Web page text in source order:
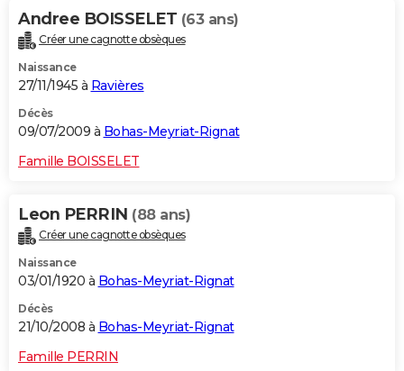
Andree BOISSELET (63 ans)
Créer une cagnotte obsèques
Naissance
27/11/1945 à Ravières
Décès
09/07/2009 à Bohas-Meyriat-Rignat
Famille BOISSELET
Leon PERRIN (88 ans)
Créer une cagnotte obsèques
Naissance
03/01/1920 à Bohas-Meyriat-Rignat
Décès
21/10/2008 à Bohas-Meyriat-Rignat
Famille PERRIN